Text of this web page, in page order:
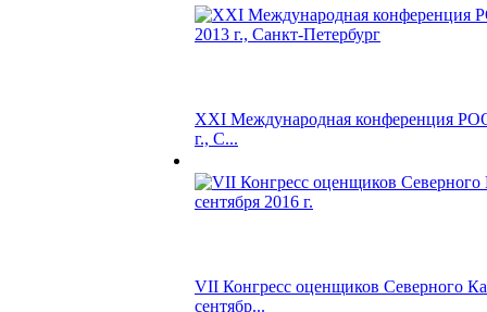
XXI Международная конференция
г., С...
VII Конгресс оценщиков Северного
сентябр...